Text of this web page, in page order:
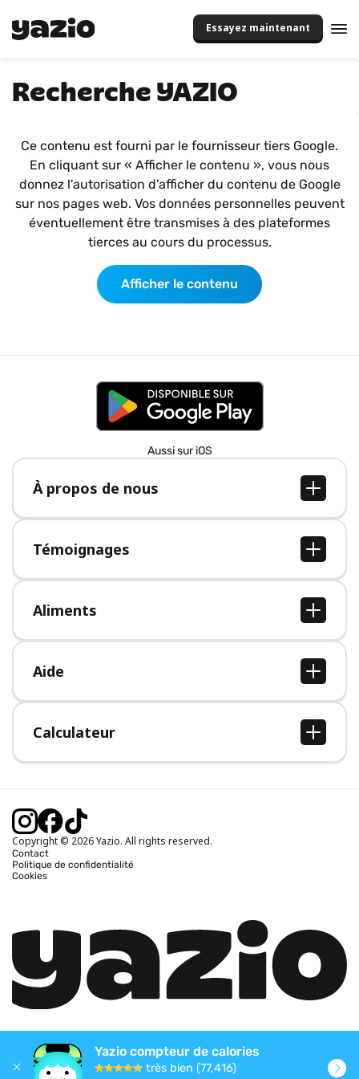
Essayez maintenant
Recherche YAZIO
Ce contenu est fourni par le fournisseur tiers Google.
En cliquant sur « Afficher le contenu », vous nous
donnez l'autorisation d'afficher du contenu de Google
sur nos pages web. Vos données personnelles peuvent
éventuellement être transmises à des plateformes
tierces au cours du processus.
Afficher le contenu
Aussi sur iOS
À propos de nous
À propos de nous
Postes
Presse
Témoignages
Tous les témoignages
Aliments
Tous les aliments
Aide
Centre d'aide
Calculateur
Calcul IMC
Calcul poids idéal
Calcul calories brûlées
Copyright © 2026 Yazio. All rights reserved.
Contact
Politique de confidentialité
Cookies
Yazio compteur de calories
très bien (77,416)